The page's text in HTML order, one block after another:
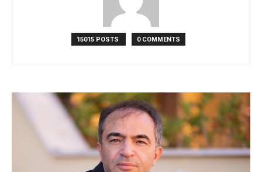
15015 POSTS 0 COMMENTS